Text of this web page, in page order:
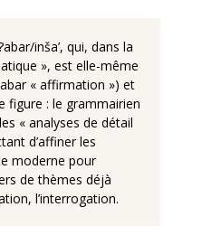
inša’, qui, dans la
», est elle-même
« affirmation ») et
figure : le grammairien
« analyses de détail
d’affiner les
moderne pour
de thèmes déjà
l’interrogation.